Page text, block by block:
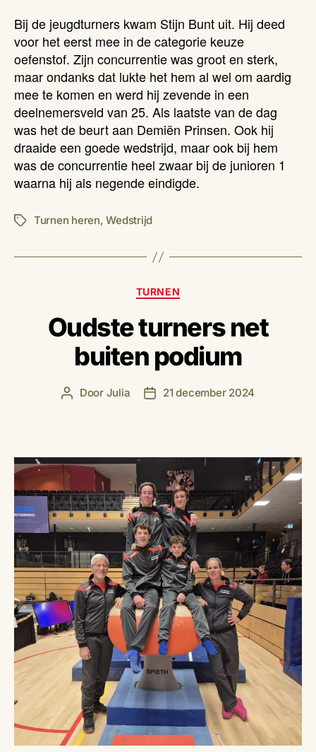
Bij de jeugdturners kwam Stijn Bunt uit. Hij deed
voor het eerst mee in de categorie keuze
oefenstof. Zijn concurrentie was groot en sterk,
maar ondanks dat lukte het hem al wel om aardig
mee te komen en werd hij zevende in een
deelnemersveld van 25. Als laatste van de dag
was het de beurt aan Demiën Prinsen. Ook hij
draaide een goede wedstrijd, maar ook bij hem
was de concurrentie heel zwaar bij de junioren 1
waarna hij als negende eindigde.
TagsTurnen heren,Wedstrijd
Categorieën
TURNEN
Oudste turners net
buiten podium
Berichtauteur
Door Julia Berichtdatum
21 december 2024